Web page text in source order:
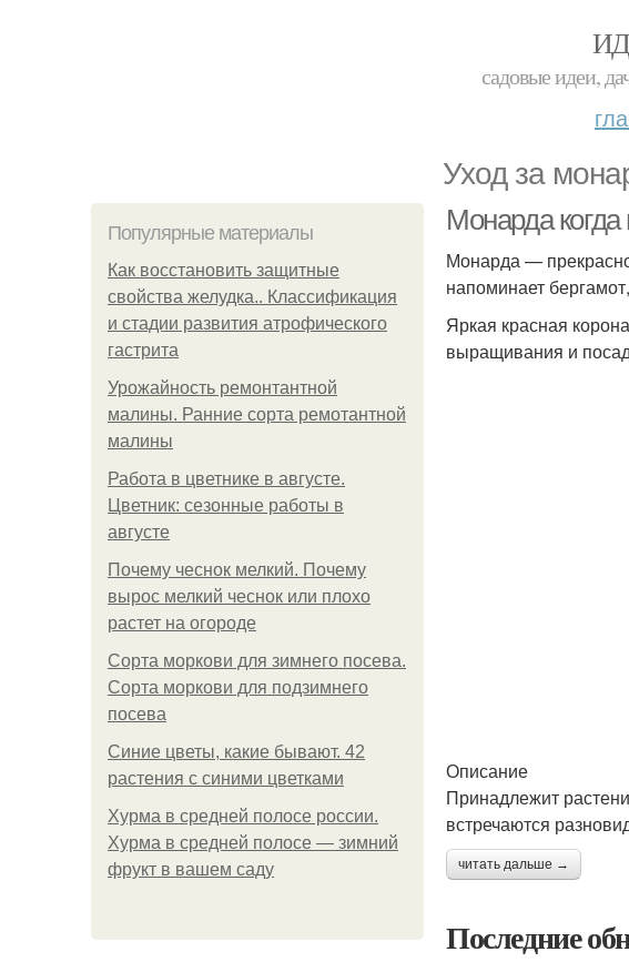
садовые идеи,
Уход за
Популярные материалы
Как восстановить защитные
свойства желудка.. Классификация
и стадии развития атрофического
гастрита
Урожайность ремонтантной
малины. Ранние сорта ремотантной
малины
Работа в цветнике в августе.
Цветник: сезонные работы в
августе
Почему чеснок мелкий. Почему
вырос мелкий чеснок или плохо
растет на огороде
Сорта моркови для зимнего посева.
Сорта моркови для подзимнего
посева
Синие цветы, какие бывают. 42
растения с синими цветками
Хурма в средней полосе россии.
Хурма в средней полосе — зимний
фрукт в вашем саду
Монарда
Монарда —
напоминает
Яркая красная
выращивания и
Описание
Принадлежит
встречаются
читать дальше →
Последние